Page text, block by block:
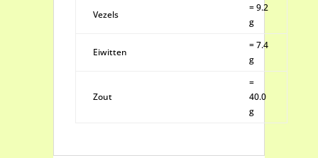
Vezels
= 9.2
g
Eiwitten
= 7.4
g
Zout
=
40.0
g